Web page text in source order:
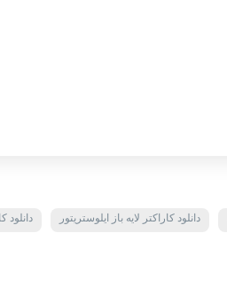
دانلود کاراکتر لایه باز ایلوستریتور دانلود